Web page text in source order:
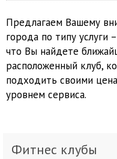
Предлагаем Вашему
города по типу услуги
что Вы найдете
расположенный клуб,
подходить своими
уровнем сервиса.
Фитнес клубы